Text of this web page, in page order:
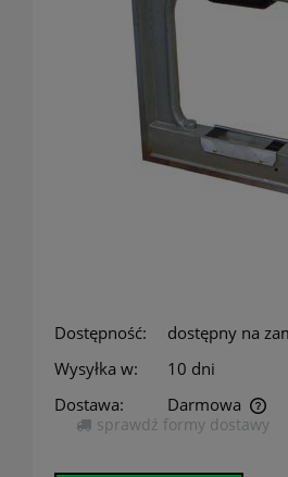
Dostępność:
dostępny na
Wysyłka w:
10 dni
Dostawa:
Darmowa
Cena nie zawiera ewentualnych
sprawdź formy dostawy